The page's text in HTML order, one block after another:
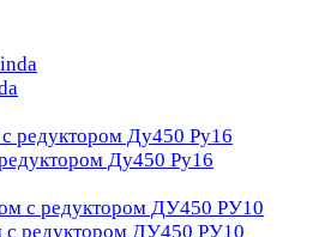
Ду450 Ру16
с редуктором ДУ450 РУ10